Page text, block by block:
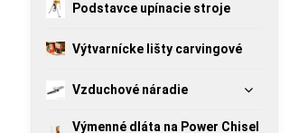
Podstavce upínacie stroje
Výtvarnícke lišty carvingové
Vzduchové náradie
Výmenné dláta na Power Chisel